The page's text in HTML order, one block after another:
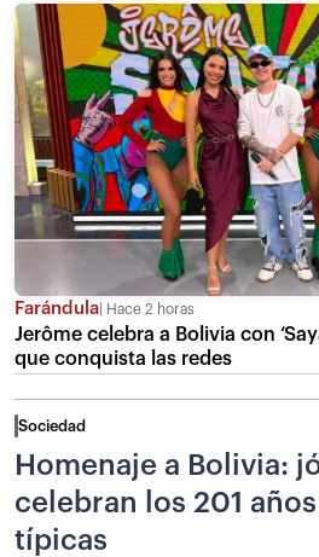
Farándula Hace 2 horas
Jerôme celebra a Bolivia con
que conquista las redes
Sociedad
Homenaje a Bolivia:
celebran los 201
típicas